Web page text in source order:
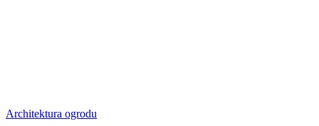
Architektura ogrodu